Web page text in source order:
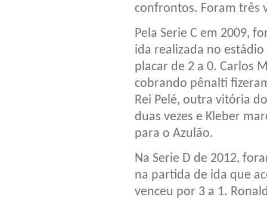
confrontos. Foram três
Pela Serie C em 2009,
ida realizada no
placar de 2 a 0. Carlos
cobrando pênalti
Rei Pelé, outra vitória
duas vezes e Kleber
para o Azulão.
Na Serie D de 2012,
na partida de ida que
venceu por 3 a 1.